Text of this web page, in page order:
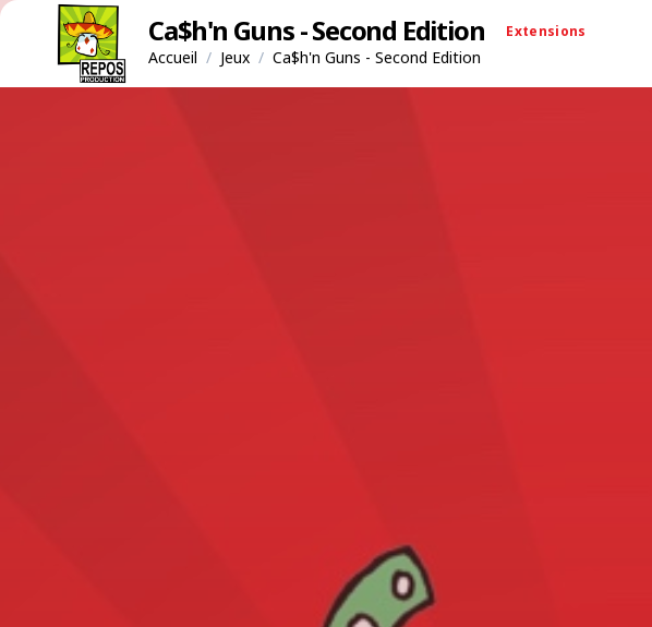
Ca$h'n Guns - Second Edition Extensions
Accueil / Jeux / Ca$h'n Guns - Second Edition